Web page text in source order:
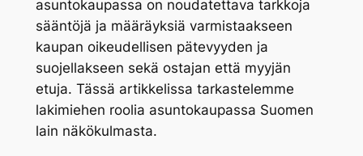
asuntokaupassa on noudatettava tarkkoja
sääntöjä ja määräyksiä varmistaakseen
kaupan oikeudellisen pätevyyden ja
suojellakseen sekä ostajan että myyjän
etuja. Tässä artikkelissa tarkastelemme
lakimiehen roolia asuntokaupassa Suomen
lain näkökulmasta.